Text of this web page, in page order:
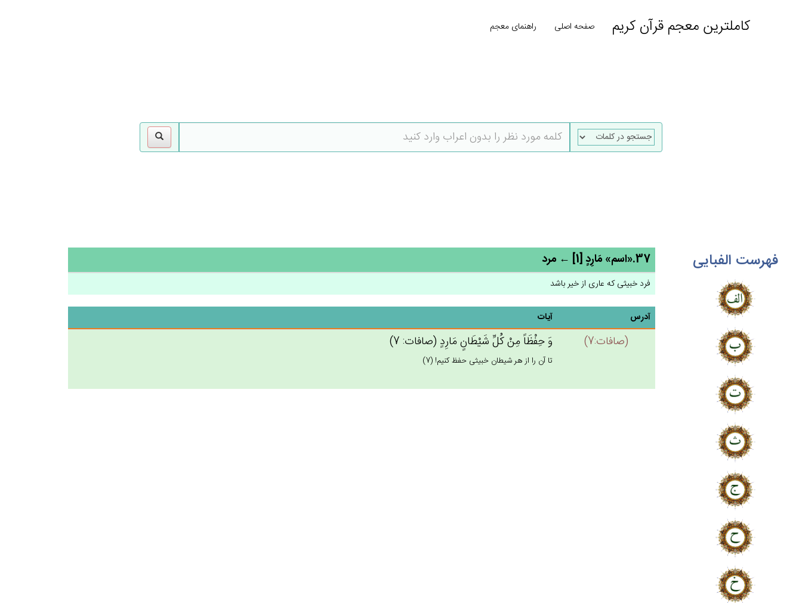
کاملترین معجم قرآن کریم صفحه اصلی راهنمای معجم
فهرست الفبایی 37.«اسم» مَارِدٍ [1] ← مرد
فرد خبيثى كه عارى از خير باشد
آدرس آیات
(صافات:7) وَ حِفْظَاً مِنْ‌ كُل‌ِّ شَيْطَان‌ٍ مَارِدٍ (صافات: 7)
تا آن را از هر شيطان خبيثى حفظ كنيم! (7)